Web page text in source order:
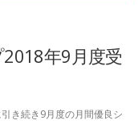
年9月度受
き続き9月度の月間優良シ